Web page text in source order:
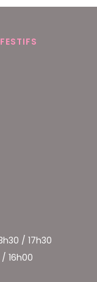
/ 17h30
16h00